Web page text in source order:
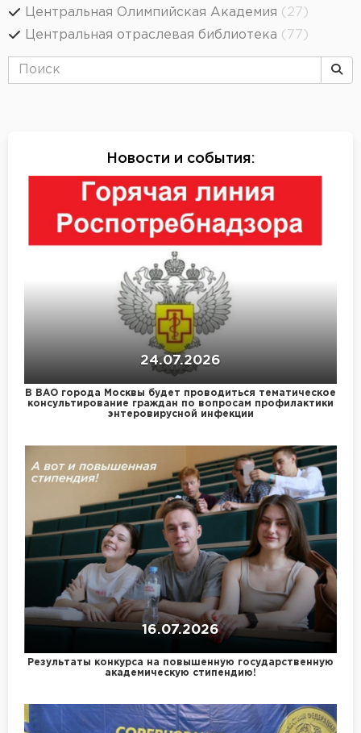
Центральная Олимпийская Академия (27)
Центральная отраслевая библиотека (77)
Новости и события:
24.07.2026
В ВАО города Москвы будет проводиться тематическое
консультирование граждан по вопросам профилактики
энтеровирусной инфекции
16.07.2026
Результаты конкурса на повышенную государственную
академическую стипендию!